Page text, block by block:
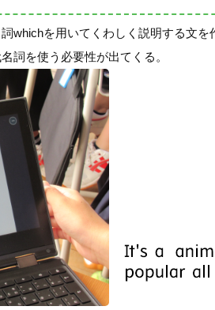
whichを用いてくわしく説明する文を
詞を使う必要性が出てくる。